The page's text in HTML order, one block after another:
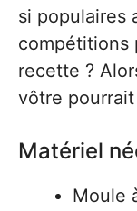
si populaires
compétitions
recette ?
vôtre
Matériel
Moule